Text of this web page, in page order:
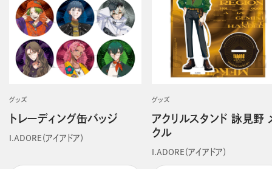
グッズ
トレーディング缶バッジ
I.ADORE（アイアドア）
グッズ
アクリルスタンド 詠見野
クル
I.ADORE（アイアドア）